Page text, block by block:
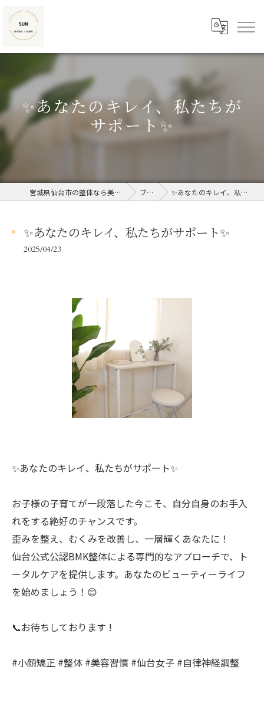
✨あなたのキレイ、私たちが
サポート✨
宮城県仙台市の整体なら美容整体/接骨院SUN ブログ ✨あなたのキレイ、私たちがサポート✨
✨あなたのキレイ、私たちがサポート✨
2025/04/23
✨あなたのキレイ、私たちがサポート✨
お子様の子育てが一段落した今こそ、自分自身のお手入
れをする絶好のチャンスです。
歪みを整え、むくみを改善し、一層輝くあなたに！
仙台公式公認BMK整体による専門的なアプローチで、ト
ータルケアを提供します。あなたのビューティーライフ
を始めましょう！😊
📞お待ちしております !
#小顔矯正 #整体 #美容習慣 #仙台女子 #自律神経調整